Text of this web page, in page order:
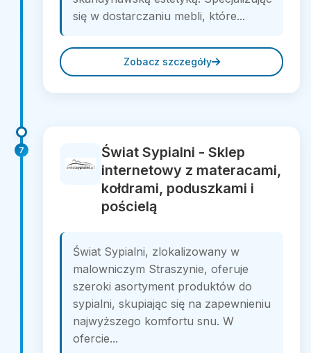
się w dostarczaniu mebli, które...
Zobacz szczegóły
7
Świat Sypialni - Sklep
internetowy z materacami,
kołdrami, poduszkami i
pościelą
Świat Sypialni, zlokalizowany w
malowniczym Straszynie, oferuje
szeroki asortyment produktów do
sypialni, skupiając się na zapewnieniu
najwyższego komfortu snu. W
ofercie...